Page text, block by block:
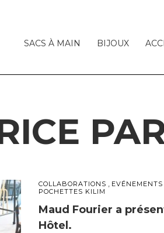
SACS À MAIN BIJOUX
COLLABORATIONS
POCHETTES KILIM
Maud Fourier a
Hôtel.